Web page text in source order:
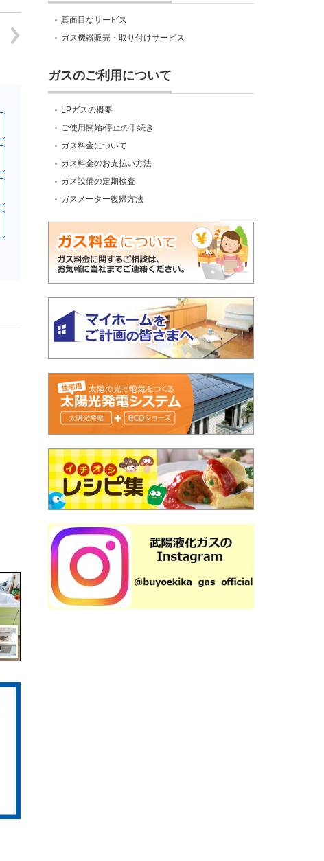
真面目なサービス
ガス機器販売・取り付けサービス
ガスのご利用について
LPガスの概要
ご使用開始/停止の手続き
ガス料金について
ガス料金のお支払い方法
ガス設備の定期検査
ガスメーター復帰方法